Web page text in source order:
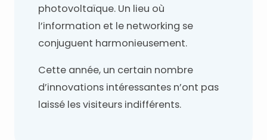
photovoltaïque. Un lieu où
l’information et le networking se
conjuguent harmonieusement.
Cette année, un certain nombre
d’innovations intéressantes n’ont pas
laissé les visiteurs indifférents.